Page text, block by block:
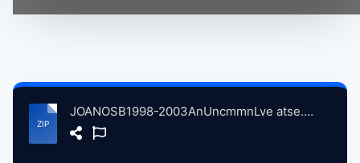
JOANOSB1998-2003AnUncmmnLve atse.zip